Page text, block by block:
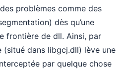
problèmes comme des
dès qu’une
frontière de dll. Ainsi, par
(situé dans libgcj.dll) lève une
par quelque chose